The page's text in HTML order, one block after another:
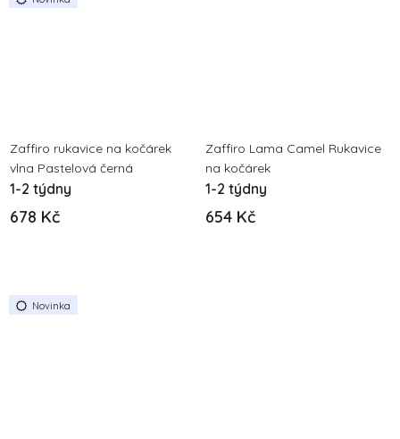
Zaffiro rukavice na kočárek
vlna Pastelová černá
1-2 týdny
678 Kč
Zaffiro Lama Camel Rukavice
na kočárek
1-2 týdny
654 Kč
Novinka